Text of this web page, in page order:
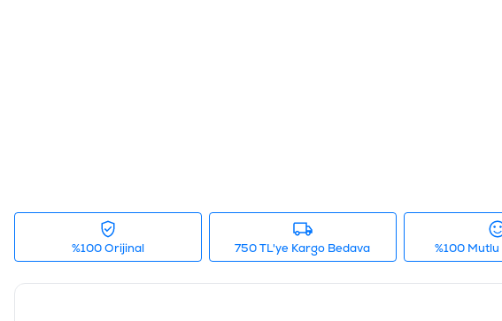
%100 Orijinal 750 TL'ye Kargo Bedava %100